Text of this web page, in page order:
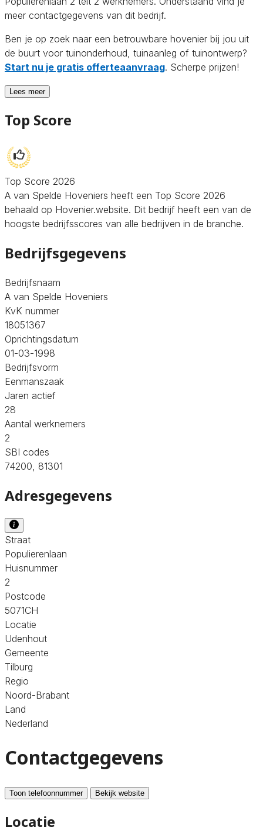
meer contactgegevens van dit bedrijf.
Ben je op zoek naar een betrouwbare hovenier bij jou uit
de buurt voor tuinonderhoud, tuinaanleg of tuinontwerp?
Start nu je gratis offerteaanvraag. Scherpe prijzen!
Lees meer
Top Score
Top Score 2026
A van Spelde Hoveniers heeft een Top Score 2026
behaald op Hovenier.website. Dit bedrijf heeft een van de
hoogste bedrijfsscores van alle bedrijven in de branche.
Bedrijfsgegevens
Bedrijfsnaam
A van Spelde Hoveniers
KvK nummer
18051367
Oprichtingsdatum
01-03-1998
Bedrijfsvorm
Eenmanszaak
Jaren actief
28
Aantal werknemers
2
SBI codes
74200, 81301
Adresgegevens
Straat
Populierenlaan
Huisnummer
2
Postcode
5071CH
Locatie
Udenhout
Gemeente
Tilburg
Regio
Noord-Brabant
Land
Nederland
Contactgegevens
Toon telefoonnummer Bekijk website
Locatie